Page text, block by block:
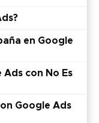
en Google
con No Es
Google Ads